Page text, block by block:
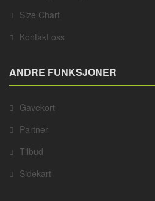
Size Chart
Kontakt oss
ANDRE FUNKSJONER
Gavekort
Partner
Tilbud
Sidekart